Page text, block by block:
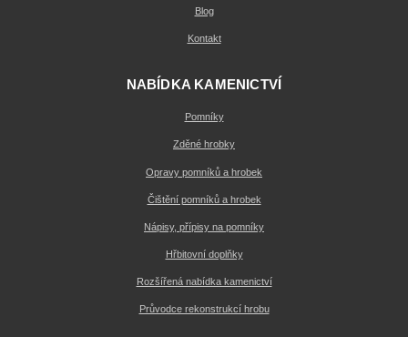
Blog
Kontakt
NABÍDKA KAMENICTVÍ
Pomníky
Zděné hrobky
Opravy pomníků a hrobek
Čištění pomníků a hrobek
Nápisy, přípisy na pomníky
Hřbitovní doplňky
Rozšířená nabídka kamenictví
Průvodce rekonstrukcí hrobu